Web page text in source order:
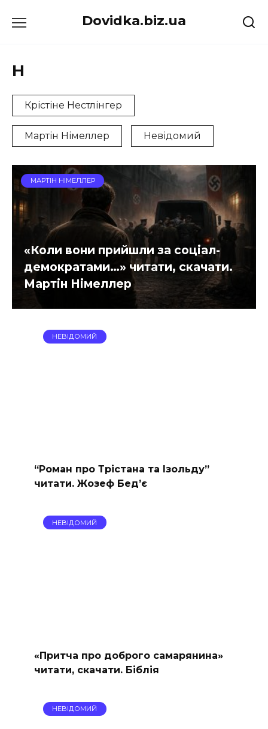
до
Dovidka.biz.ua
Н
Крістіне Нестлінгер
Мартін Німеллер Невідомий
МАРТІН НІМЕЛЛЕР
«Коли вони прийшли за соціал-
демократами…» читати, скачати.
Мартін Німеллер
НЕВІДОМИЙ
“Роман про Трістана та Ізольду”
читати. Жозеф Бед’є
НЕВІДОМИЙ
«Притча про доброго самарянина»
читати, скачати. Біблія
НЕВІДОМИЙ